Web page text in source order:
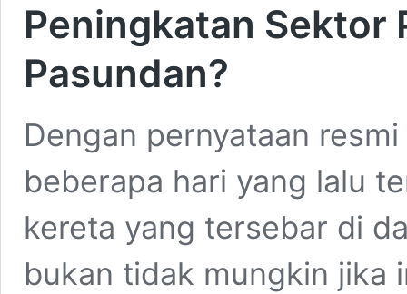
Peningkatan Sektor
Pasundan?
Dengan pernyataan
beberapa hari yang lalu
kereta yang tersebar di
bukan tidak mungkin jika